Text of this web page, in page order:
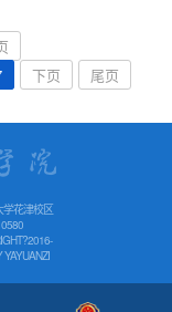
下页 尾页
花津校区
YAYUANZI